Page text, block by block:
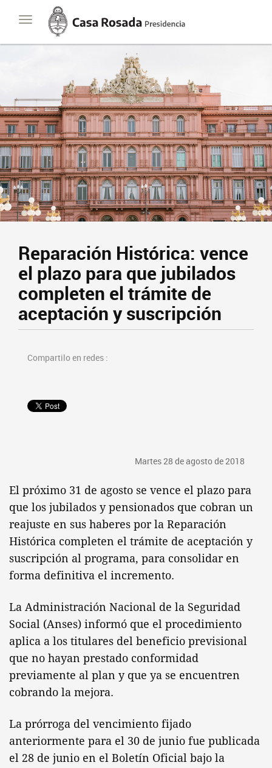
Toggle
navigation
Casa
Rosada
Presidencia
de
Reparación Histórica: vence
el plazo para que jubilados
completen el trámite de
aceptación y suscripción
Compartilo en redes :
Martes 28 de agosto de 2018
El próximo 31 de agosto se vence el plazo para
que los jubilados y pensionados que cobran un
reajuste en sus haberes por la Reparación
Histórica completen el trámite de aceptación y
suscripción al programa, para consolidar en
forma definitiva el incremento.
La Administración Nacional de la Seguridad
Social (Anses) informó que el procedimiento
aplica a los titulares del beneficio previsional
que no hayan prestado conformidad
previamente al plan y que ya se encuentren
cobrando la mejora.
La prórroga del vencimiento fijado
anteriormente para el 30 de junio fue publicada
el 28 de junio en el Boletín Oficial bajo la